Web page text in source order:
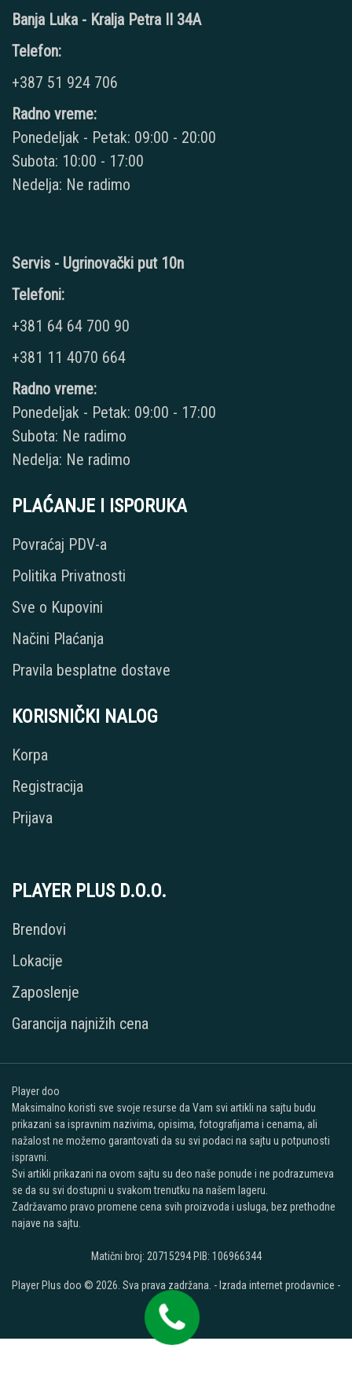
Banja Luka - Kralja Petra II 34A
Telefon:
+387 51 924 706
Radno vreme:
Ponedeljak - Petak: 09:00 - 20:00
Subota: 10:00 - 17:00
Nedelja: Ne radimo
Servis - Ugrinovački put 10n
Telefoni:
+381 64 64 700 90
+381 11 4070 664
Radno vreme:
Ponedeljak - Petak: 09:00 - 17:00
Subota: Ne radimo
Nedelja: Ne radimo
PLAĆANJE I ISPORUKA
Povraćaj PDV-a
Politika Privatnosti
Sve o Kupovini
Načini Plaćanja
Pravila besplatne dostave
KORISNIČKI NALOG
Korpa
Registracija
Prijava
PLAYER PLUS D.O.O.
Brendovi
Lokacije
Zaposlenje
Garancija najnižih cena
Player doo
Maksimalno koristi sve svoje resurse da Vam svi artikli na sajtu budu
prikazani sa ispravnim nazivima, opisima, fotografijama i cenama, ali
nažalost ne možemo garantovati da su svi podaci na sajtu u potpunosti
ispravni.
Svi artikli prikazani na ovom sajtu su deo naše ponude i ne podrazumeva
se da su svi dostupni u svakom trenutku na našem lageru.
Zadržavamo pravo promene cena svih proizvoda i usluga, bez prethodne
najave na sajtu.
Matični broj: 20715294 PIB: 106966344
Player Plus doo © 2026. Sva prava zadržana. - Izrada internet prodavnice -
Selltico.